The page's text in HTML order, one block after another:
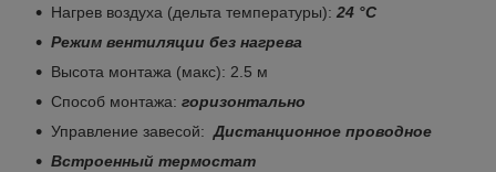
Нагрев воздуха (дельта температуры): 24 °С
Режим вентиляции без нагрева
Высота монтажа (макс): 2.5 м
Способ монтажа: горизонтально
Управление завесой: Дистанционное проводное
Встроенный термостат